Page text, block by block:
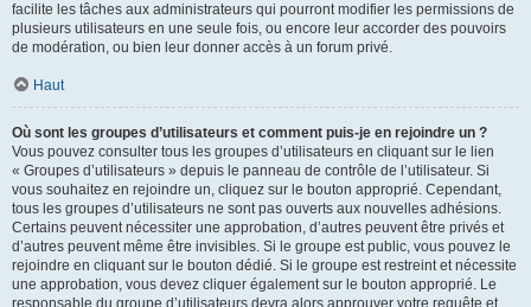
facilite les tâches aux administrateurs qui pourront modifier les permissions de
plusieurs utilisateurs en une seule fois, ou encore leur accorder des pouvoirs
de modération, ou bien leur donner accès à un forum privé.
Haut
Où sont les groupes d’utilisateurs et comment puis-je en rejoindre un ?
Vous pouvez consulter tous les groupes d’utilisateurs en cliquant sur le lien
« Groupes d’utilisateurs » depuis le panneau de contrôle de l’utilisateur. Si
vous souhaitez en rejoindre un, cliquez sur le bouton approprié. Cependant,
tous les groupes d’utilisateurs ne sont pas ouverts aux nouvelles adhésions.
Certains peuvent nécessiter une approbation, d’autres peuvent être privés et
d’autres peuvent même être invisibles. Si le groupe est public, vous pouvez le
rejoindre en cliquant sur le bouton dédié. Si le groupe est restreint et nécessite
une approbation, vous devez cliquer également sur le bouton approprié. Le
responsable du groupe d’utilisateurs devra alors approuver votre requête et